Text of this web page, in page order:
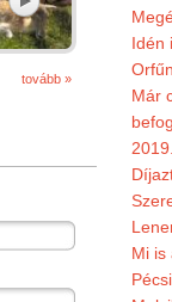
tovább »
Idén
Már
Mi is